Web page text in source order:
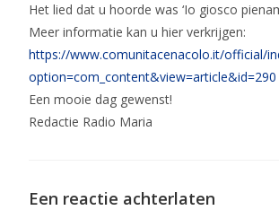
Het lied dat u hoorde was ‘Io giosco
Meer informatie kan u hier verkrijgen:
https://www.comunitacenacolo.it/official/
option=com_content&view=article&id=290
Een mooie dag gewenst!
Redactie Radio Maria
Een reactie achterlaten